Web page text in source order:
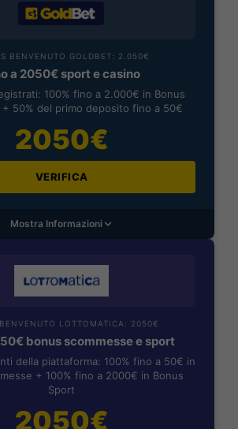
BENVENUTO GOLDBET: 2.050€
a 2050€ sport e casino
100% fino a 2.000€ in Bonus
+ 50% del primo deposito fino a 50€
2050€
VERIFICA
Mostra Informazioni
LOTTOMATICA: 2050€
bonus scommesse e sport
della piattaforma: 100% fino a 50€ in
+ 100% fino a 2000€ in Bonus
Sport
2050€